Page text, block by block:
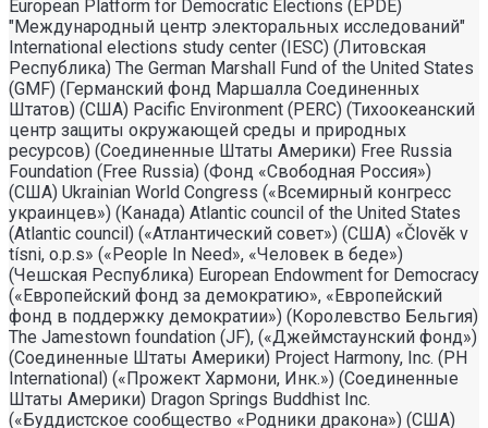
European Platform for Democratic Elections (EPDE)
"Международный центр электоральных исследований"
International elections study center (IESC) (Литовская
Республика) The German Marshall Fund of the United States
(GMF) (Германский фонд Маршалла Соединенных
Штатов) (США) Pacific Environment (PERC) (Тихоокеанский
центр защиты окружающей среды и природных
ресурсов) (Соединенные Штаты Америки) Free Russia
Foundation (Free Russia) (Фонд «Свободная Россия»)
(США) Ukrainian World Congress («Всемирный конгресс
украинцев») (Канада) Atlantic council of the United States
(Atlantic council) («Атлантический совет») (США) «Člověk v
tísni, o.p.s» («People In Need», «Человек в беде»)
(Чешская Республика) European Endowment for Democracy
(«Европейский фонд за демократию», «Европейский
фонд в поддержку демократии») (Королевство Бельгия)
The Jamestown foundation (JF), («Джеймстаунский фонд»)
(Соединенные Штаты Америки) Project Harmony, Inc. (PH
International) («Прожект Хармони, Инк.») (Соединенные
Штаты Америки) Dragon Springs Buddhist Inc.
(«Буддистское сообщество «Родники дракона») (США)